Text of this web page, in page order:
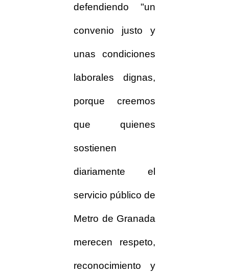
defendiendo "un
convenio justo y
unas condiciones
laborales dignas,
porque creemos
que quienes
sostienen
diariamente el
servicio público de
Metro de Granada
merecen respeto,
reconocimiento y